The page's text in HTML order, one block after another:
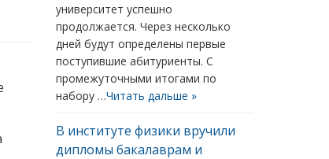
университет успешно
продолжается. Через несколько
дней будут определены первые
поступившие абитуриенты. С
промежуточными итогами по
набору …Читать дальше »
В институте физики вручили
дипломы бакалаврам и